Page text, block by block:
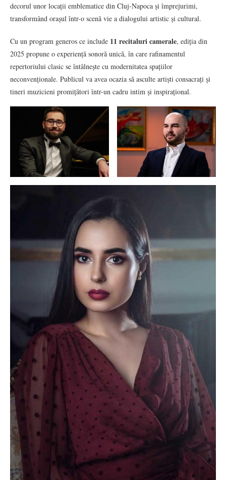
decorul unor locații emblematice din Cluj-Napoca și împrejurimi,
transformând orașul într-o scenă vie a dialogului artistic și cultural.
Cu un program generos ce include 11 recitaluri camerale, ediția din
2025 propune o experiență sonoră unică, în care rafinamentul
repertoriului clasic se întâlnește cu modernitatea spațiilor
neconvenționale. Publicul va avea ocazia să asculte artiști consacrați și
tineri muzicieni promițători într-un cadru intim și inspirațional.